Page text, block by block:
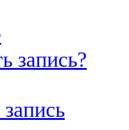
запись?